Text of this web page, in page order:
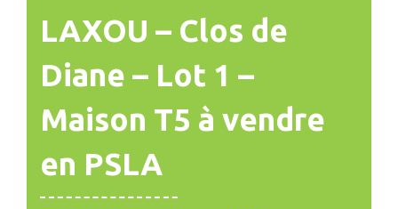
LAXOU – Clos de
Diane – Lot 1 –
Maison T5 à vendre
en PSLA